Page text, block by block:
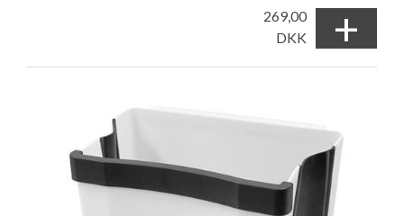
269,00
DKK
+